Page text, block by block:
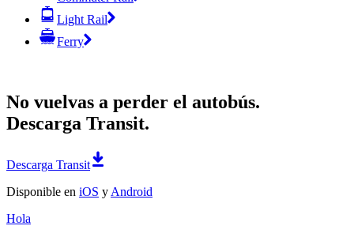
Light Rail
Ferry
No vuelvas a perder el autobús.
Descarga Transit.
Descarga Transit
Disponible en iOS y Android
Hola